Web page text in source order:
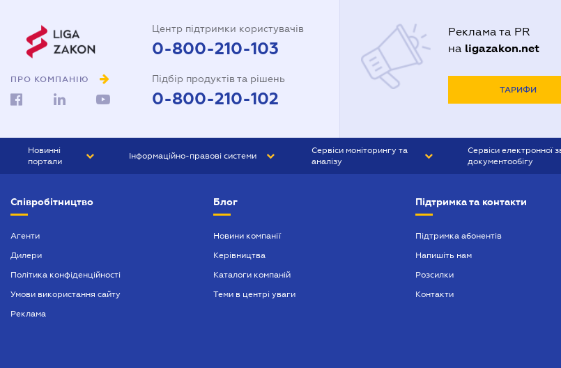
ПРО КОМПАНІЮ
Центр підтримки користувачів
0-800-210-103
Підбір продуктів та рішень
0-800-210-102
Реклама та PR
на ligazakon.net
ТАРИФИ
Новинні
портали
БІЗНЕС
Інформаційно-правові системи
БУХГАЛТЕР ПРОФ
Сервіси моніторингу та
аналізу
Сервіси електронної
документообігу
Співробітництво
Агенти
Дилери
Політика конфіденційності
Умови використання сайту
Реклама
Блог
Новини компанії
Керівництва
Каталоги компаній
Теми в центрі уваги
Підтримка та контакти
Підтримка абонентів
Напишіть нам
Розсилки
Контакти